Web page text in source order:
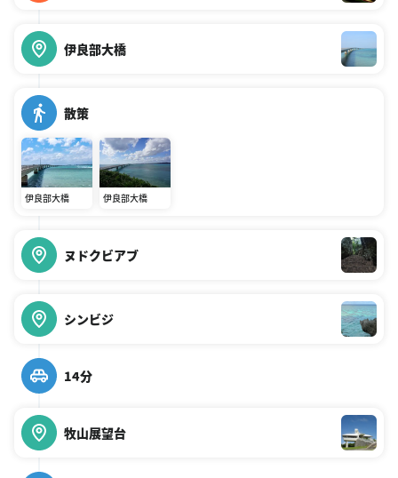
伊良部大橋
散策
伊良部大橋 伊良部大橋
ヌドクビアブ
シンビジ
14分
牧山展望台